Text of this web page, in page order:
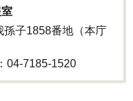
子1858番地（本庁
04-7185-1520